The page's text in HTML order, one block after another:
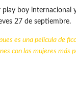
boy
27 de septiembre.
es una película de
con las mujeres más